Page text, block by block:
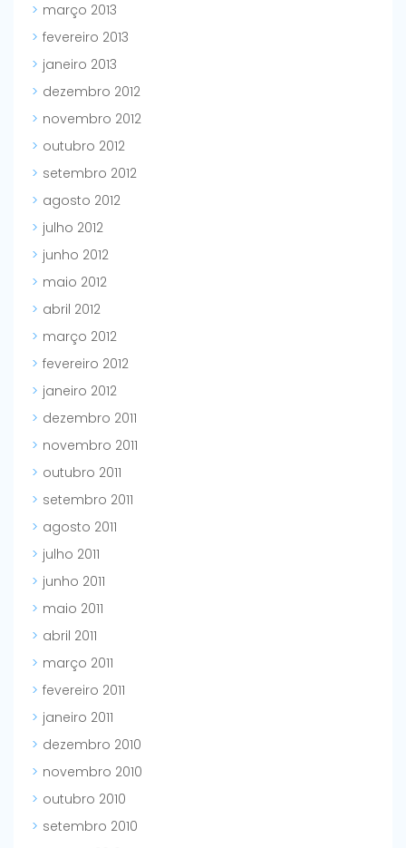
março 2013
fevereiro 2013
janeiro 2013
dezembro 2012
novembro 2012
outubro 2012
setembro 2012
agosto 2012
julho 2012
junho 2012
maio 2012
abril 2012
março 2012
fevereiro 2012
janeiro 2012
dezembro 2011
novembro 2011
outubro 2011
setembro 2011
agosto 2011
julho 2011
junho 2011
maio 2011
abril 2011
março 2011
fevereiro 2011
janeiro 2011
dezembro 2010
novembro 2010
outubro 2010
setembro 2010